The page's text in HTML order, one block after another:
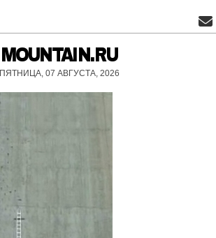
MOUNTAIN.RU
ПЯТНИЦА, 07 АВГУСТА, 2026